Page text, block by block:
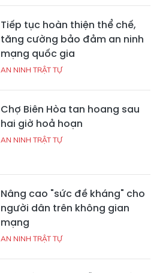
Tiếp tục hoàn thiện thể chế,
tăng cường bảo đảm an ninh
mạng quốc gia
AN NINH TRẬT TỰ
Chợ Biên Hòa tan hoang sau
hai giờ hoả hoạn
AN NINH TRẬT TỰ
Nâng cao "sức đề kháng" cho
người dân trên không gian
mạng
AN NINH TRẬT TỰ